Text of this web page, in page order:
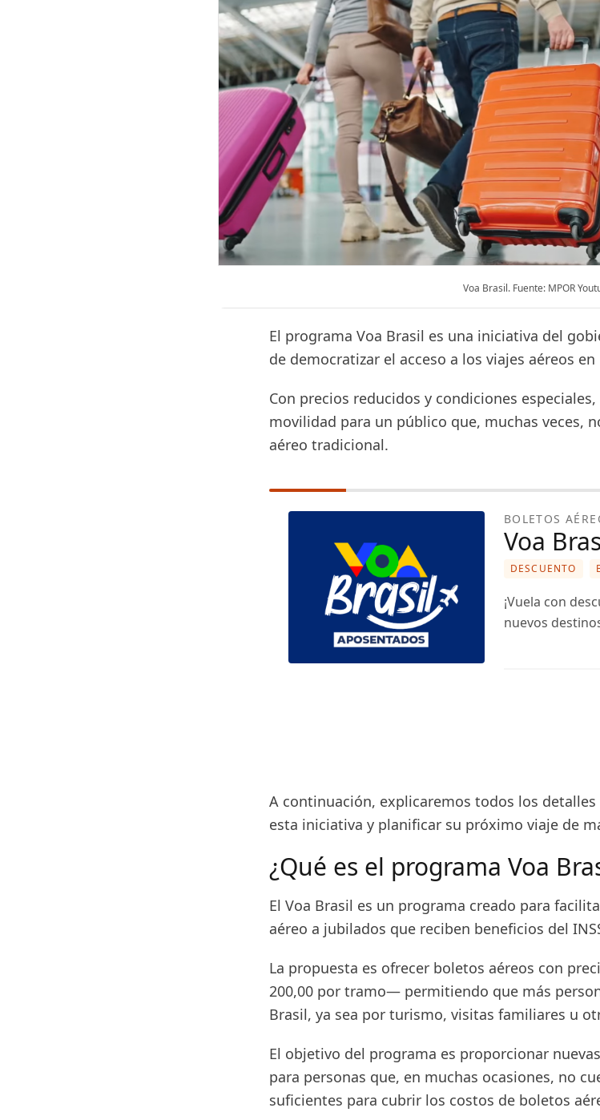
Voa Brasil. Fuente: MPOR
El programa Voa Brasil es una iniciativa del
de democratizar el acceso a los viajes aéreos en
Con precios reducidos y condiciones
movilidad para un público que, muchas veces,
aéreo tradicional.
BOLETOS
Voa
DESCUENTO
¡Vuela con
nuevos
A continuación, explicaremos todos los
esta iniciativa y planificar su próximo viaje de
¿Qué es el programa Voa
El Voa Brasil es un programa creado para
aéreo a jubilados que reciben beneficios del
La propuesta es ofrecer boletos aéreos con
200,00 por tramo— permitiendo que más
Brasil, ya sea por turismo, visitas familiares u
El objetivo del programa es proporcionar
para personas que, en muchas ocasiones, no
suficientes para cubrir los costos de boletos